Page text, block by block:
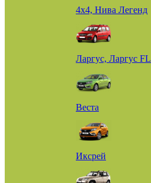
4х4, Нива Легенд
Ларгус, Ларгус FL
Веста
Иксрей